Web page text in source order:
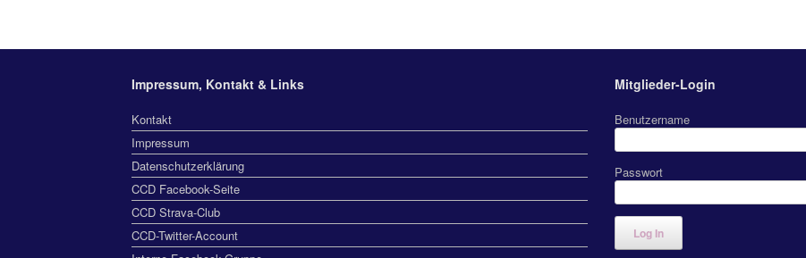
Impressum, Kontakt & Links
Kontakt
Impressum
Datenschutzerklärung
CCD Facebook-Seite
CCD Strava-Club
CCD-Twitter-Account
Mitglieder-Login
Benutzername
Passwort